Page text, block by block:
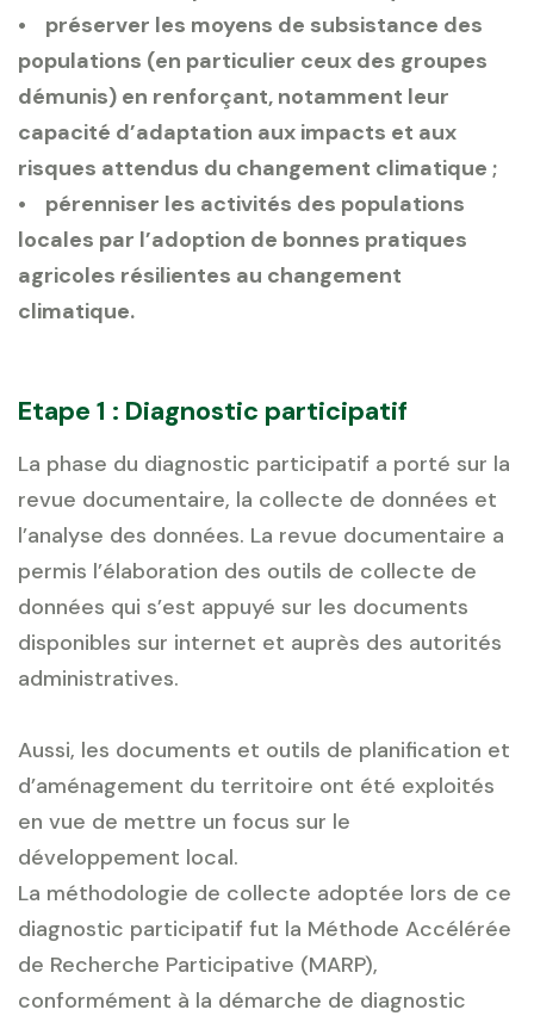
• préserver les moyens de subsistance des
populations (en particulier ceux des groupes
démunis) en renforçant, notamment leur
capacité d’adaptation aux impacts et aux
risques attendus du changement climatique ;
• pérenniser les activités des populations
locales par l’adoption de bonnes pratiques
agricoles résilientes au changement
climatique.
Etape 1 : Diagnostic participatif
La phase du diagnostic participatif a porté sur la
revue documentaire, la collecte de données et
l’analyse des données. La revue documentaire a
permis l’élaboration des outils de collecte de
données qui s’est appuyé sur les documents
disponibles sur internet et auprès des autorités
administratives.
Aussi, les documents et outils de planification et
d’aménagement du territoire ont été exploités
en vue de mettre un focus sur le
développement local.
La méthodologie de collecte adoptée lors de ce
diagnostic participatif fut la Méthode Accélérée
de Recherche Participative (MARP),
conformément à la démarche de diagnostic